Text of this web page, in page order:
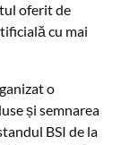
oferit de
cu mai
o
și semnarea
BSI de la